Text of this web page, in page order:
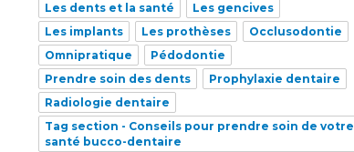
Les dents et la santé
Les gencives
Les implants
Les prothèses
Occlusodontie
Omnipratique
Pédodontie
Prendre soin des dents
Prophylaxie dentaire
Radiologie dentaire
Tag section - Conseils pour prendre soin de votre
santé bucco-dentaire